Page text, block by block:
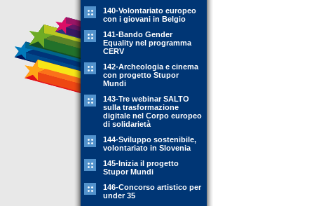
140-Volontariato europeo
con i giovani in Belgio
141-Bando Gender
Equality nel programma
CERV
142-Archeologia e cinema
con progetto Stupor
Mundi
143-Tre webinar SALTO
sulla trasformazione
digitale nel Corpo europeo
di solidarietà
144-Sviluppo sostenibile,
volontariato in Slovenia
145-Inizia il progetto
Stupor Mundi
146-Concorso artistico per
under 35